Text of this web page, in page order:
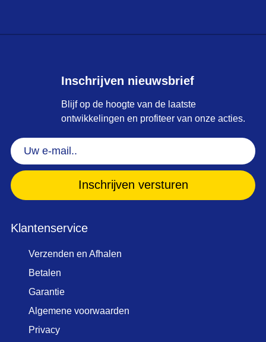
Inschrijven nieuwsbrief
Blijf op de hoogte van de laatste
ontwikkelingen en profiteer van onze acties.
Uw
e-
mail..
Klantenservice
Verzenden en Afhalen
Betalen
Garantie
Algemene voorwaarden
Privacy